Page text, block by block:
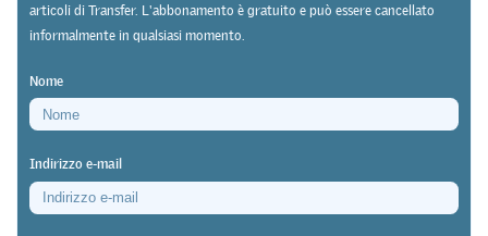
Newsletter Archivio
07/11/25
BSS elabora una previsione del fabbisogno per il
articoli di Transfer. L'abbonamento è gratuito e può essere cancellato
informalmente in qualsiasi momento.
Nome
Indirizzo e-mail